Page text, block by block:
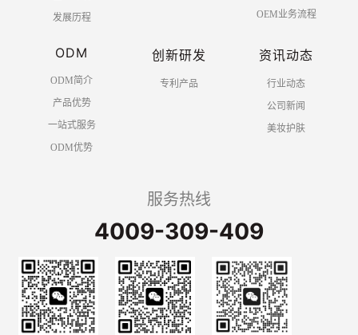
发展历程
OEM业务流程
ODM
ODM简介
产品优势
一站式服务
ODM优势
创新研发
专利产品
资讯动态
行业动态
公司新闻
美妆护肤
服务热线
4009-309-409